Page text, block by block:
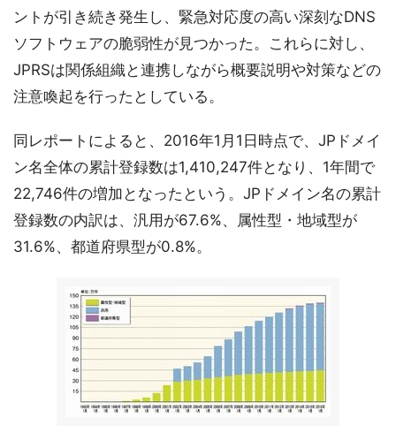
ントが引き続き発生し、緊急対応度の高い深刻なDNS
ソフトウェアの脆弱性が見つかった。これらに対し、
JPRSは関係組織と連携しながら概要説明や対策などの
注意喚起を行ったとしている。
同レポートによると、2016年1月1日時点で、JPドメイ
ン名全体の累計登録数は1,410,247件となり、1年間で
22,746件の増加となったという。JPドメイン名の累計
登録数の内訳は、汎用が67.6%、属性型・地域型が
31.6%、都道府県型が0.8%。